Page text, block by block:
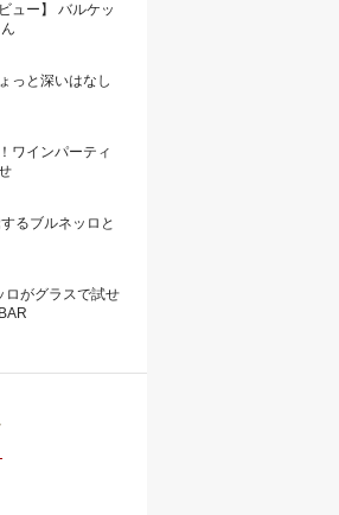
ュー】 バルケッ
っと深いはなし
ワインパーティ
るブルネッロと
ロがグラスで試せ